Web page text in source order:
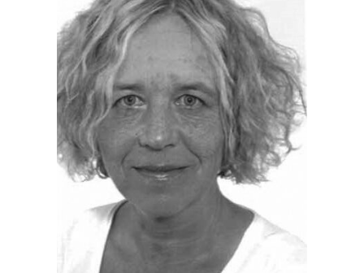
EVENTS
REISEFÜHRER
REISEMAGAZINE
THEMEN